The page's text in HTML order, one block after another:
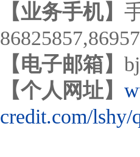
【业务手机】
【电子邮箱】
【个人网址】
credit.com/